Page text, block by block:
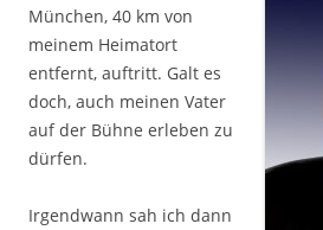
München, 40 km von
meinem Heimatort
entfernt, auftritt. Galt es
doch, auch meinen Vater
auf der Bühne erleben zu
dürfen.
Irgendwann sah ich dann